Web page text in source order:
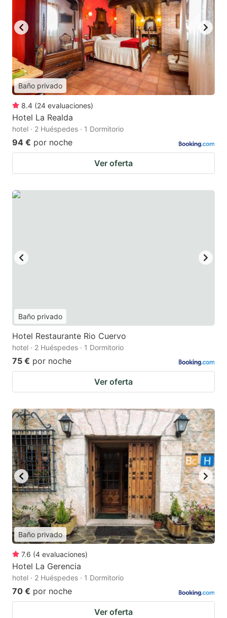
Baño privado
8.4 (24 evaluaciones)
Hotel La Realda
hotel · 2 Huéspedes · 1 Dormitorio
94 € por noche
Ver oferta
Baño privado
Hotel Restaurante Rio Cuervo
hotel · 2 Huéspedes · 1 Dormitorio
75 € por noche
Ver oferta
Baño privado
7.6 (4 evaluaciones)
Hotel La Gerencia
hotel · 2 Huéspedes · 1 Dormitorio
70 € por noche
Ver oferta